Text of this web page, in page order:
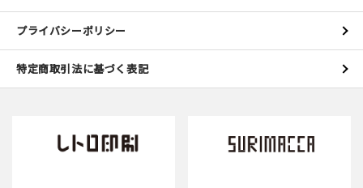
プライバシーポリシー
特定商取引法に基づく表記